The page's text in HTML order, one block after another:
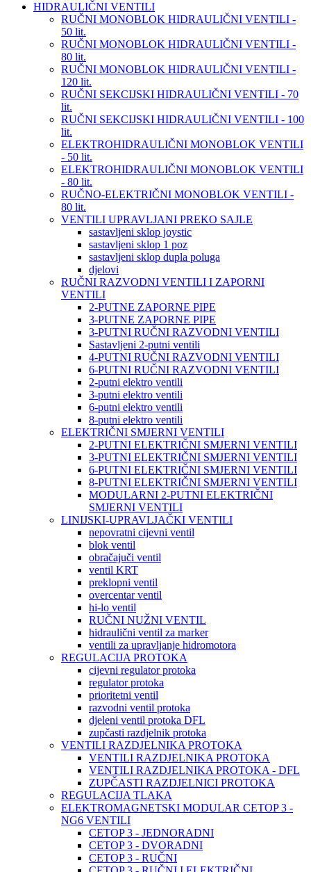
HIDRAULIČNI VENTILI
RUČNI MONOBLOK HIDRAULIČNI VENTILI -
50 lit.
RUČNI MONOBLOK HIDRAULIČNI VENTILI -
80 lit.
RUČNI MONOBLOK HIDRAULIČNI VENTILI -
120 lit.
RUČNI SEKCIJSKI HIDRAULIČNI VENTILI - 70
lit.
RUČNI SEKCIJSKI HIDRAULIČNI VENTILI - 100
lit.
ELEKTROHIDRAULIČNI MONOBLOK VENTILI
- 50 lit.
ELEKTROHIDRAULIČNI MONOBLOK VENTILI
- 80 lit.
RUČNO-ELEKTRIČNI MONOBLOK VENTILI -
80 lit.
VENTILI UPRAVLJANI PREKO SAJLE
sastavljeni sklop joystic
sastavljeni sklop 1 poz
sastavljeni sklop dupla poluga
djelovi
RUČNI RAZVODNI VENTILI I ZAPORNI
VENTILI
2-PUTNE ZAPORNE PIPE
3-PUTNE ZAPORNE PIPE
3-PUTNI RUČNI RAZVODNI VENTILI
Sastavljeni 2-putni ventili
4-PUTNI RUČNI RAZVODNI VENTILI
6-PUTNI RUČNI RAZVODNI VENTILI
2-putni elektro ventili
3-putni elektro ventili
6-putni elektro ventili
8-putni elektro ventili
ELEKTRIČNI SMJERNI VENTILI
2-PUTNI ELEKTRIČNI SMJERNI VENTILI
3-PUTNI ELEKTRIČNI SMJERNI VENTILI
6-PUTNI ELEKTRIČNI SMJERNI VENTILI
8-PUTNI ELEKTRIČNI SMJERNI VENTILI
MODULARNI 2-PUTNI ELEKTRIČNI
SMJERNI VENTILI
LINIJSKI-UPRAVLJAČKI VENTILI
nepovratni cijevni ventil
blok ventil
obračajuči ventil
ventil KRT
preklopni ventil
overcentar ventil
hi-lo ventil
RUČNI NUŽNI VENTIL
hidraulični ventil za marker
ventili za upravljanje hidromotora
REGULACIJA PROTOKA
cijevni regulator protoka
regulator protoka
prioritetni ventil
razvodni ventil protoka
djeleni ventil protoka DFL
zupčasti razdjelnik protoka
VENTILI RAZDJELNIKA PROTOKA
VENTILI RAZDJELNIKA PROTOKA
VENTILI RAZDJELNIKA PROTOKA - DFL
ZUPČASTI RAZDJELNICI PROTOKA
REGULACIJA TLAKA
ELEKTROMAGNETSKI MODULAR CETOP 3 -
NG6 VENTILI
CETOP 3 - JEDNORADNI
CETOP 3 - DVORADNI
CETOP 3 - RUČNI